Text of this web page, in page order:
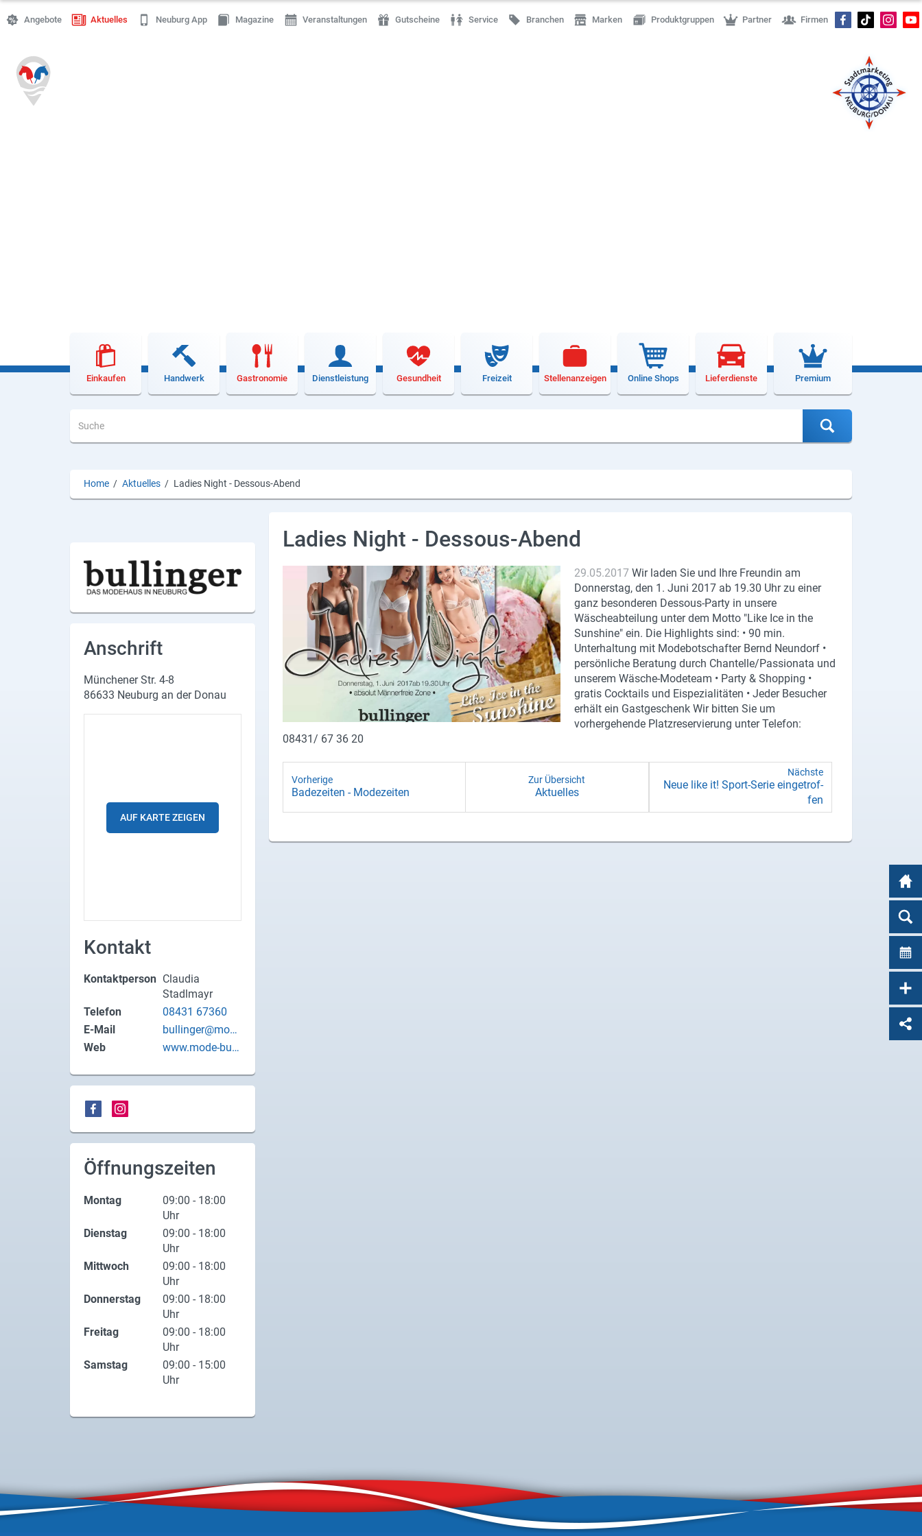
Angebote Aktuelles Neuburg App Magazine Veranstaltungen Gutscheine Service Branchen Marken Produktgruppen Partner Firmen
Einkaufen Handwerk Gastronomie Dienstleistung Gesundheit Freizeit Stellenanzeigen Online Shops Lieferdienste Premium
Home / Aktuelles / Ladies Night - Dessous-Abend
Ladies Night - Dessous-Abend
29.05.2017 Wir laden Sie und Ihre Freundin am
Donnerstag, den 1. Juni 2017 ab 19.30 Uhr zu einer
ganz besonderen Dessous-Party in unsere
Wäscheabteilung unter dem Motto "Like Ice in the
Sunshine" ein. Die Highlights sind: • 90 min.
Unterhaltung mit Modebotschafter Bernd Neundorf •
persönliche Beratung durch Chantelle/Passionata und
unserem Wäsche-Modeteam • Party & Shopping •
gratis Cocktails und Eispezialitäten • Jeder Besucher
erhält ein Gastgeschenk Wir bitten Sie um
vorhergehende Platzreservierung unter Telefon:
08431/ 67 36 20
Vorherige
Ba­de­zei­ten - Mo­de­zei­ten
Zur Übersicht
Ak­tu­el­les
Nächste
Neue like it! Sport-​Serie ein­ge­trof­
fen
Anschrift
Münchener Str. 4-8
86633 Neuburg an der Donau
AUF KARTE ZEIGEN
Kontakt
Kontaktperson Claudia
Stadlmayr
Telefon
08431 67360
E-Mail
bullinger@mode
-bullinger.de
Web
www.mode-bulli
Öffnungszeiten
Montag
09:00 - 18:00
Uhr
Dienstag
09:00 - 18:00
Uhr
Mittwoch
09:00 - 18:00
Uhr
Donnerstag
09:00 - 18:00
Uhr
Freitag
09:00 - 18:00
Uhr
Samstag
09:00 - 15:00
Uhr
Einkaufen
Handwerk
Neuburg App
Aktuelles
Veranstaltungen
Kontaktseite